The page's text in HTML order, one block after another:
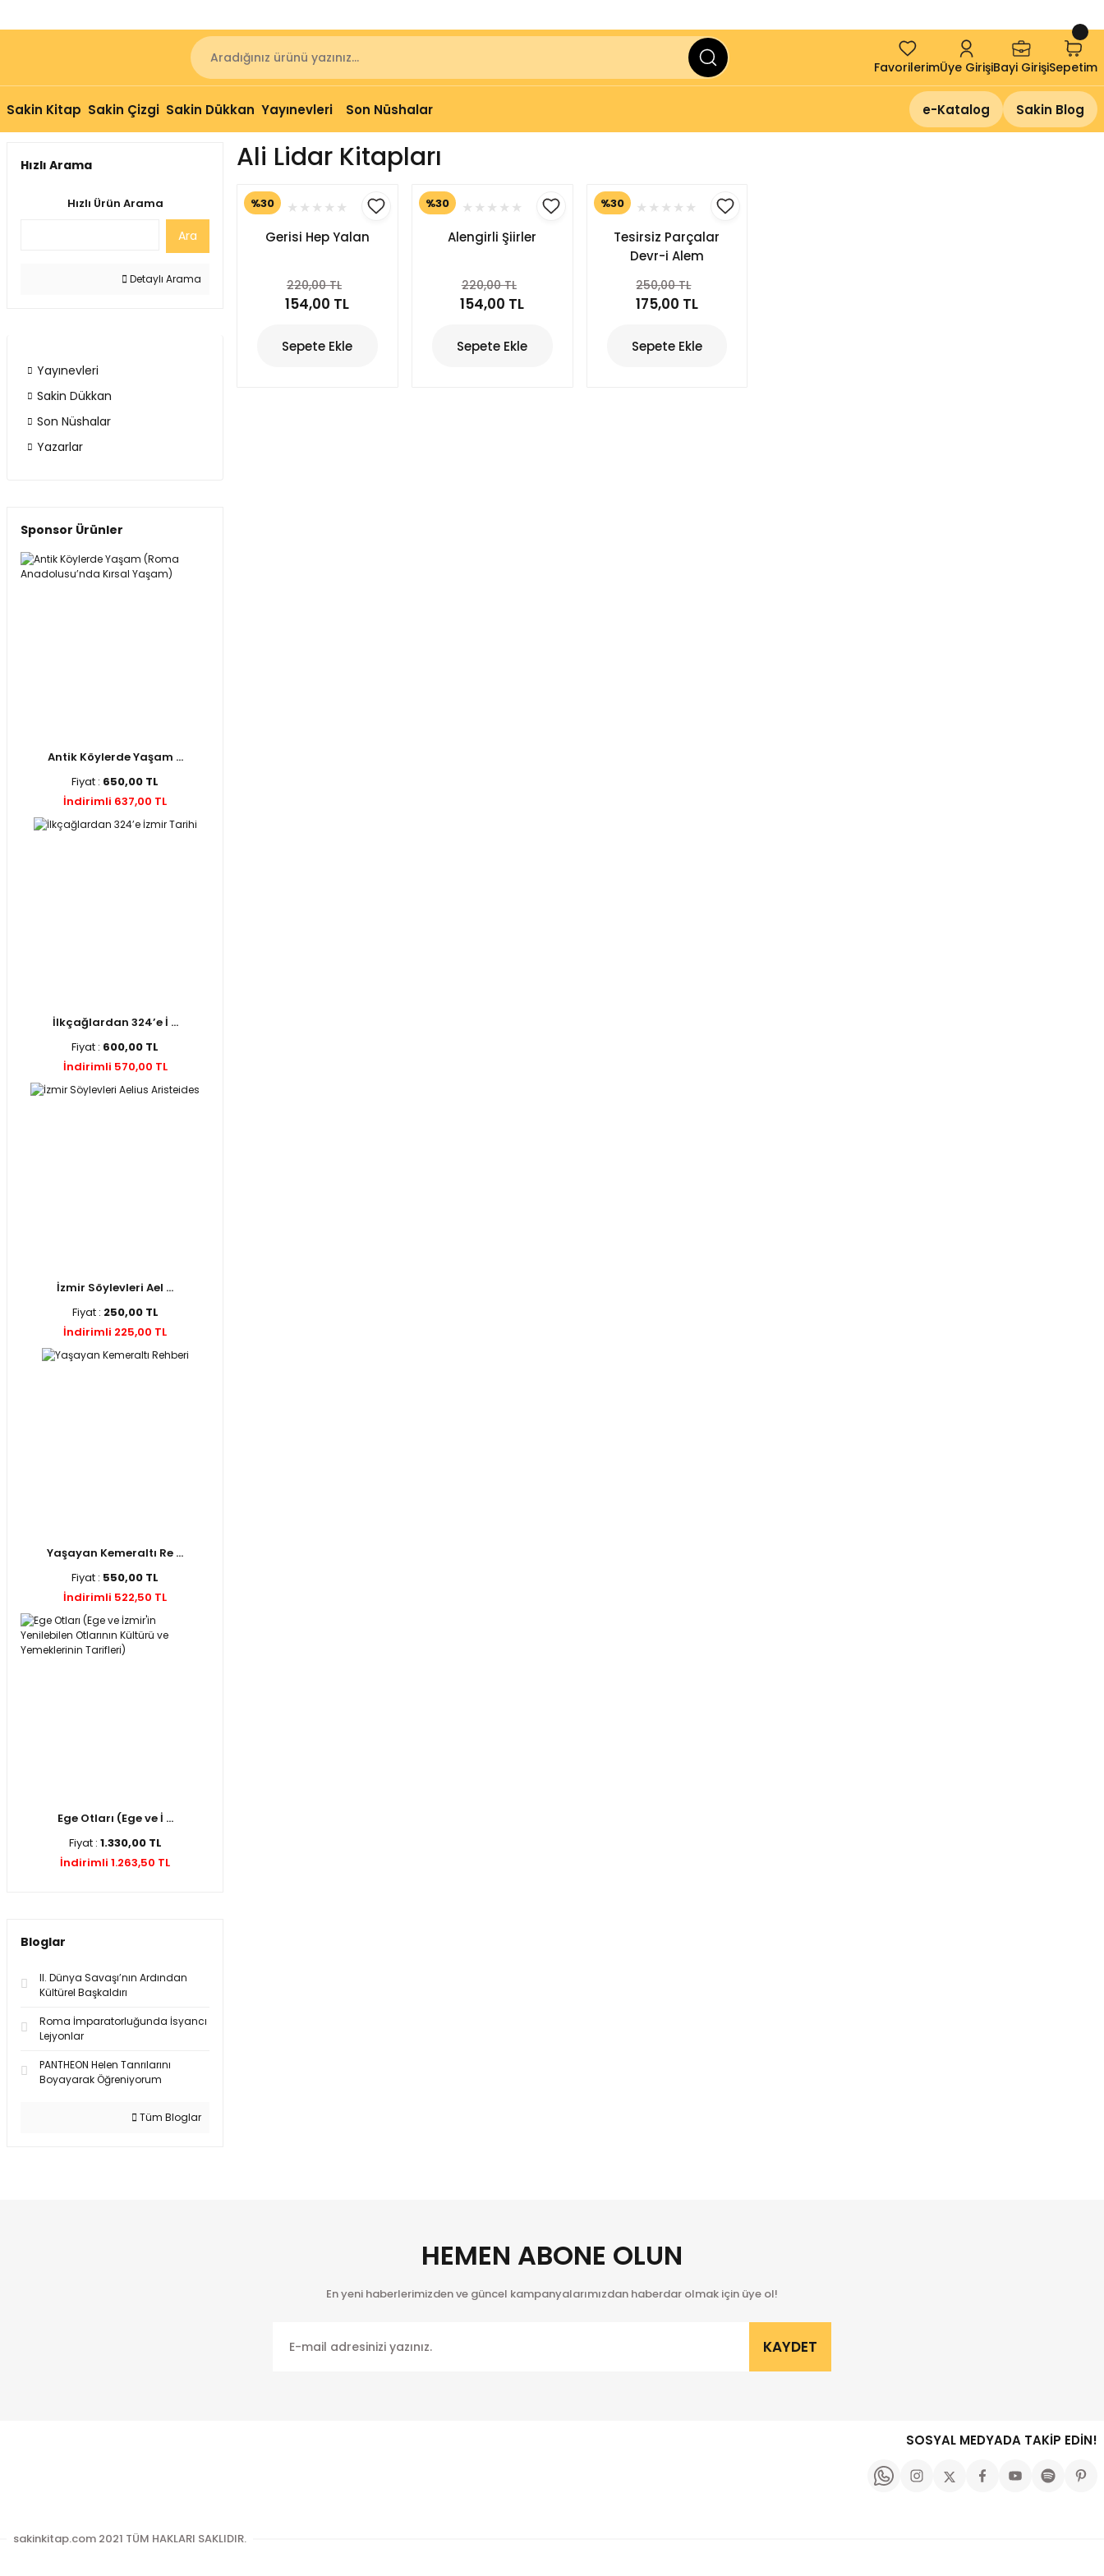
FavorilerimÜye GirişiBayi GirişiSepetim
Sakin Kitap Sakin Çizgi Sakin Dükkan Yayınevleri Son Nüshalar e-Katalog Sakin Blog
Hızlı Arama
Hızlı Ürün Arama
Ara
Detaylı Arama
Yayınevleri
Sakin Dükkan
Son Nüshalar
Yazarlar
Sponsor Ürünler
Antik Köylerde Yaşam ...
Fiyat : 650,00 TL
İndirimli 637,00 TL
İlkçağlardan 324’e İ ...
Fiyat : 600,00 TL
İndirimli 570,00 TL
İzmir Söylevleri Ael ...
Fiyat : 250,00 TL
İndirimli 225,00 TL
Yaşayan Kemeraltı Re ...
Fiyat : 550,00 TL
İndirimli 522,50 TL
Ege Otları (Ege ve İ ...
Fiyat : 1.330,00 TL
İndirimli 1.263,50 TL
Bloglar
II. Dünya Savaşı’nın Ardından
Kültürel Başkaldırı
Roma İmparatorluğunda İsyancı
Lejyonlar
PANTHEON Helen Tanrılarını
Boyayarak Öğreniyorum
Tüm Bloglar
Ali Lidar Kitapları
%30
Gerisi Hep Yalan
220,00 TL
154,00 TL
Sepete Ekle
%30
Alengirli Şiirler
220,00 TL
154,00 TL
Sepete Ekle
%30
Tesirsiz Parçalar
Devr-i Alem
250,00 TL
175,00 TL
Sepete Ekle
HEMEN ABONE OLUN
En yeni haberlerimizden ve güncel kampanyalarımızdan haberdar olmak için üye ol!
KAYDET
SOSYAL MEDYADA TAKİP EDİN!
sakinkitap.com 2021 TÜM HAKLARI SAKLIDIR.